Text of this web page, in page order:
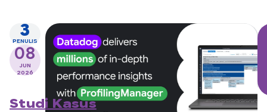
3
PENULIS
08
JUN
2026
Studi Kasus